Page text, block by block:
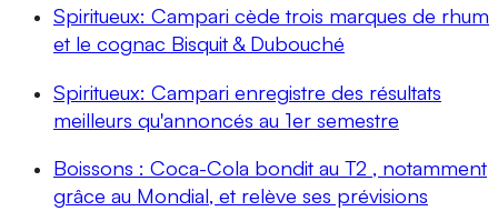
Spiritueux: Campari cède trois marques de rhum
et le cognac Bisquit & Dubouché
Spiritueux: Campari enregistre des résultats
meilleurs qu'annoncés au 1er semestre
Boissons : Coca-Cola bondit au T2 , notamment
grâce au Mondial, et relève ses prévisions